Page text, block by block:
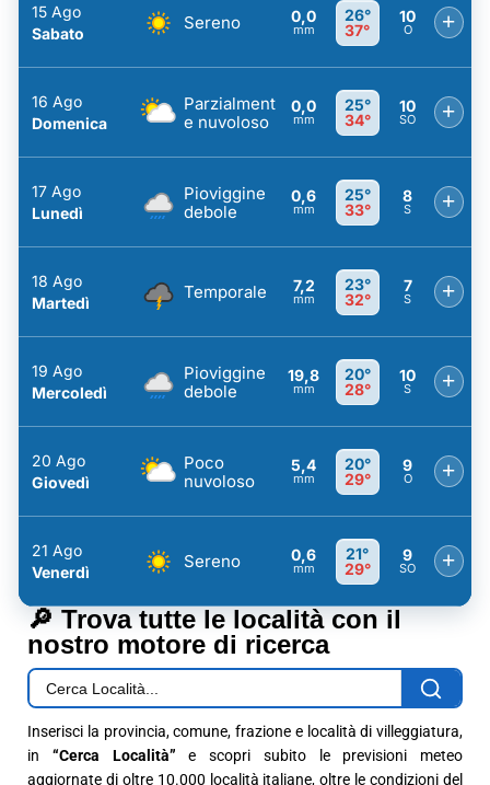
15 Ago
Sabato
Sereno 0,0
mm
26°
37°
10
O +
16 Ago
Domenica
Parzialment
e nuvoloso
0,0
mm
25°
34°
10
SO +
17 Ago
Lunedì
Pioviggine
debole
0,6
mm
25°
33°
8
S +
18 Ago
Martedì
Temporale 7,2
mm
23°
32°
7
S +
19 Ago
Mercoledì
Pioviggine
debole
19,8
mm
20°
28°
10
S +
20 Ago
Giovedì
Poco
nuvoloso
5,4
mm
20°
29°
9
O +
21 Ago
Venerdì
Sereno 0,6
mm
21°
29°
9
SO +
🔎 Trova tutte le località con il
nostro motore di ricerca
Inserisci la provincia, comune, frazione e località di villeggiatura,
in “Cerca Località” e scopri subito le previsioni meteo
aggiornate di oltre 10.000 località italiane, oltre le condizioni del